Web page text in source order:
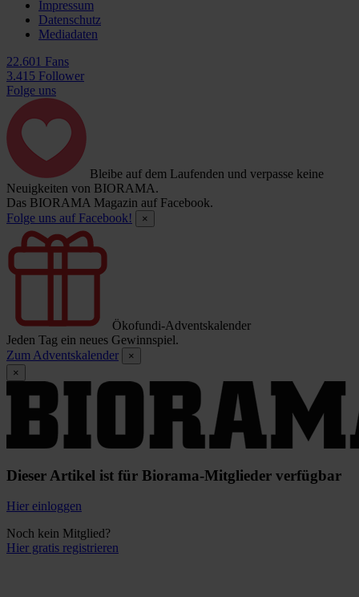
Impressum
Datenschutz
Mediadaten
22.601 Fans
3.415 Follower
Folge uns
Bleibe auf dem Laufenden und verpasse keine
Neuigkeiten von BIORAMA.
Das BIORAMA Magazin auf Facebook.
Folge uns auf Facebook!
×
Ökofundi-Adventskalender
Jeden Tag ein neues Gewinnspiel.
Zum Adventskalender
×
×
Dieser Artikel ist für Biorama-Mitglieder verfügbar
Hier einloggen
Noch kein Mitglied?
Hier gratis registrieren